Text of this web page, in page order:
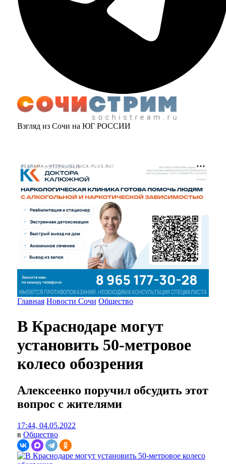
Взгляд из Сочи на ЮГ РОССИИ
РЕКЛАМА • HTTPS://CLINICA-PLUS.RU/
Главная Новости Сочи Общество
В Краснодаре могут
установить 50-метровое
колесо обозрения
Алексеенко поручил обсудить этот
вопрос с жителями
17:44, 04.05.2022
в Общество